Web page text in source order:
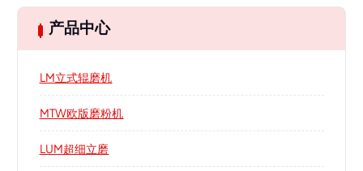
产品中心
LM立式辊磨机
MTW欧版磨粉机
LUM超细立磨